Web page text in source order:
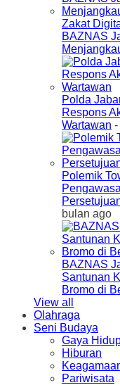
Zakat
BAZNAS
Polda
Respons
Wartawan -
Polemik
bulan ago
BAZNAS
Santunan
Bromo di
View all
Olahraga
Seni Budaya
Gaya
Hiburan
Pariwisata